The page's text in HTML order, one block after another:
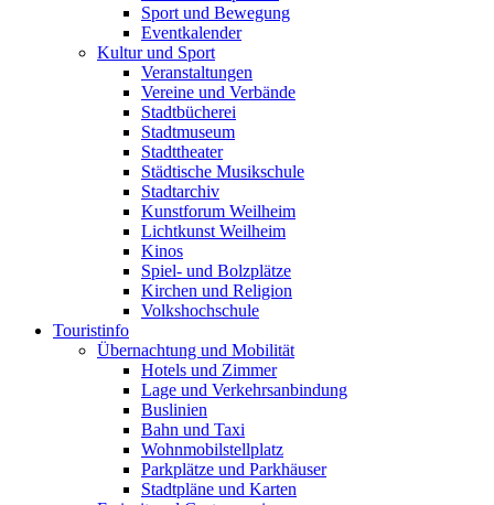
Sport und Bewegung
Eventkalender
Kultur und Sport
Veranstaltungen
Vereine und Verbände
Stadtbücherei
Stadtmuseum
Stadttheater
Städtische Musikschule
Stadtarchiv
Kunstforum Weilheim
Lichtkunst Weilheim
Kinos
Spiel- und Bolzplätze
Kirchen und Religion
Volkshochschule
Touristinfo
Übernachtung und Mobilität
Hotels und Zimmer
Lage und Verkehrsanbindung
Buslinien
Bahn und Taxi
Wohnmobilstellplatz
Parkplätze und Parkhäuser
Stadtpläne und Karten